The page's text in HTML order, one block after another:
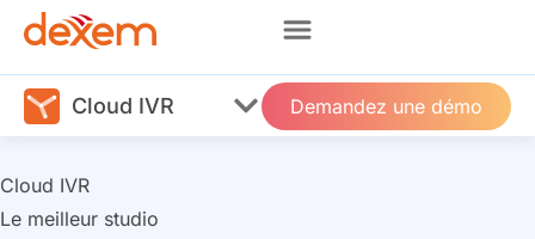
Cloud IVR Demandez une démo
Cloud IVR
Le meilleur studio